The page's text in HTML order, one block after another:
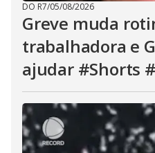
DO R7/05/08/2026
Greve muda
trabalhadora e
ajudar #Shorts